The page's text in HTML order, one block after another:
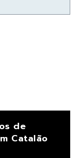
de
Catalão